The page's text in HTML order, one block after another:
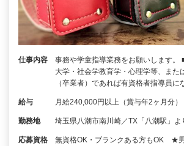
仕事内容
事務や学童指導業務をお願いします。
大学・社会学教育学・心理学等、また
（卒業者）であれば有資格者指導員に
給与 月給240,000円以上（賞与年2ヶ月分）
勤務地 埼玉県八潮市南川崎／TX「八潮駅」よ
応募資格
無資格OK・ブランクある方もOK ★